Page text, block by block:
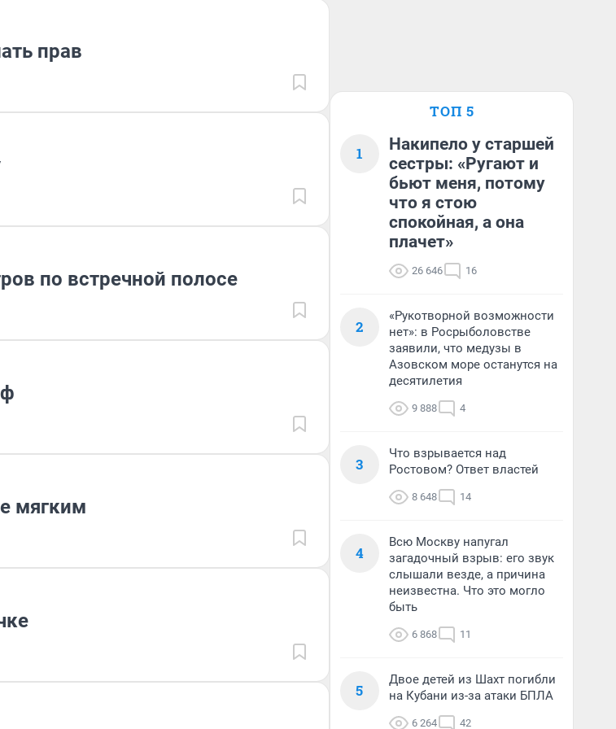
прав
по встречной полосе
мягким
ТОП 5
1
Накипело у старшей
сестры: «Ругают и
бьют меня, потому
что я стою
спокойная, а она
плачет»
26 646 16
2
«Рукотворной возможности
нет»: в Росрыболовстве
заявили, что медузы в
Азовском море останутся на
десятилетия
9 888 4
3
Что взрывается над
Ростовом? Ответ властей
8 648 14
4
Всю Москву напугал
загадочный взрыв: его звук
слышали везде, а причина
неизвестна. Что это могло
быть
6 868 11
5
Двое детей из Шахт погибли
на Кубани из-за атаки БПЛА
6 264 42